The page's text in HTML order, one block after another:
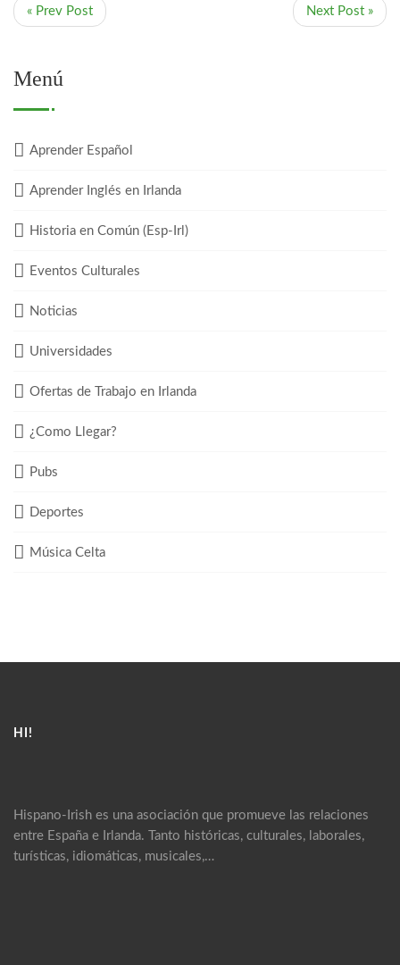
« Prev Post Next Post »
Menú
Aprender Español
Aprender Inglés en Irlanda
Historia en Común (Esp-Irl)
Eventos Culturales
Noticias
Universidades
Ofertas de Trabajo en Irlanda
¿Como Llegar?
Pubs
Deportes
Música Celta
HI!
Hispano-Irish es una asociación que promueve las relaciones
entre España e Irlanda. Tanto históricas, culturales, laborales,
turísticas, idiomáticas, musicales,…